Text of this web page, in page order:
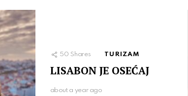
50 Shares TURIZAM
LISABON JE OSEĆAJ
about a year ago